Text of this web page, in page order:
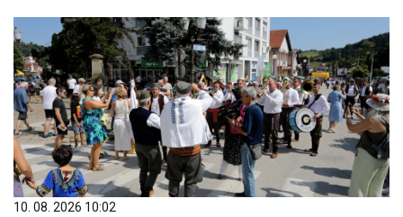
10. 08. 2026 10:02